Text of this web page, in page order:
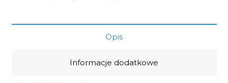
Opis
Informacje dodatkowe